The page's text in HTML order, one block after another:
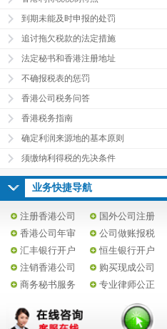
到期未能及时申报的处罚
追讨拖欠税款的法定措施
法定秘书和香港注册地址
不确报税表的惩罚
香港公司税务问答
香港税务指南
确定利润来源地的基本原则
须缴纳利得税的先决条件
业务快捷导航
注册香港公司
国外公司注册
香港公司年审
公司做账报税
汇丰银行开户
恒生银行开户
注销香港公司
购买现成公司
商务秘书服务
专业律师公正